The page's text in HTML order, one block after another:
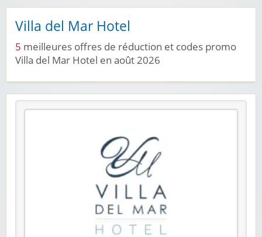
Villa del Mar Hotel
5 meilleures offres de réduction et codes promo
Villa del Mar Hotel en août 2026